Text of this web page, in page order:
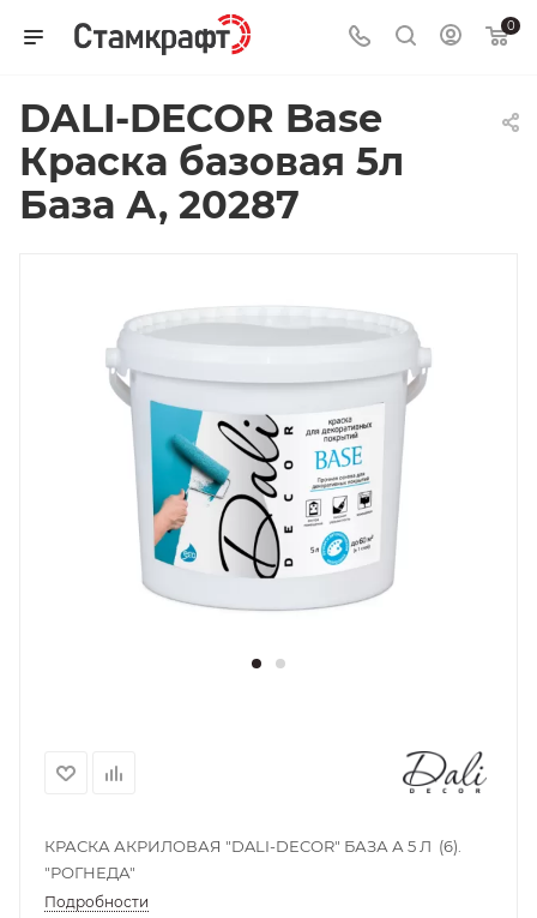
0
DALI-DECOR Base
Краска базовая 5л
База А, 20287
КРАСКА АКРИЛОВАЯ "DALI-DECOR" БАЗА А 5 Л (6).
"РОГНЕДА"
Подробности